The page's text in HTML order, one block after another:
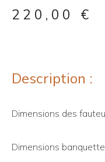
220,00 €
Description :
Dimensions des
Dimensions